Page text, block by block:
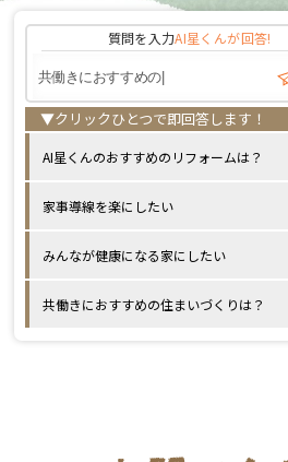
質問を入力AI星くんが回答!
AI星くんのおすすめのリフォームは？
家事導線を楽にしたい
みんなが健康になる家にしたい
共働きにおすすめの住まいづくりは？